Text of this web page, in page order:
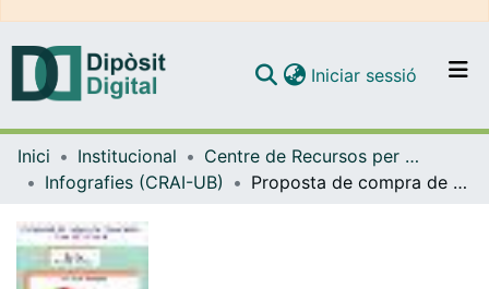
Navega per tot el DD
Com publicar
Iniciar sessió (current)
Inici Institucional
Centre de Recursos per a l'Aprenentatge i la Investigació (CRAI-UB) - Institucional
Infografies (CRAI-UB)
Proposta de compra de documents (Desiderates). Curs 2015-2016 [Infografia]